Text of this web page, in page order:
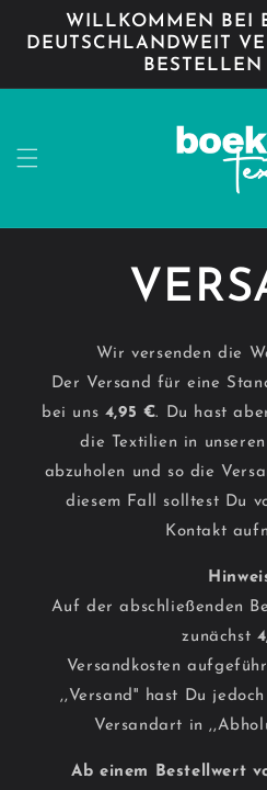
Inhalt
WILLKOMMEN BEI
DEUTSCHLANDWEIT
Wir versenden die
Der Versand für eine
bei uns 4,95 €. Du hast
die Textilien in
abzuholen und so die
diesem Fall solltest Du
Kontakt
Auf der abschließenden
zunächst
Versandkosten
,,Versand'' hast Du
Versandart in
Ab einem Bestellwert